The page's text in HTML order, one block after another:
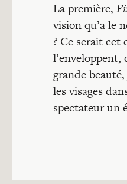
La première,
vision qu’a le
? Ce serait cet
grande
les visages
spectateur un